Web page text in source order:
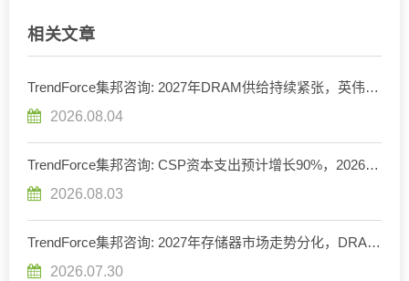
相关文章
TrendForce集邦咨询: 2027年DRAM供给持续紧张，英伟达
2026.08.04
TrendForce集邦咨询: CSP资本支出预计增长90%，2026年
2026.08.03
TrendForce集邦咨询: 2027年存储器市场走势分化，DRAM
2026.07.30